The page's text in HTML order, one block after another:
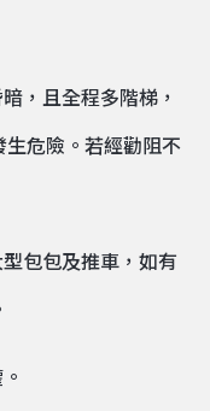
，且全程多階梯，
生危險。若經勸阻不
包包及推車，如有